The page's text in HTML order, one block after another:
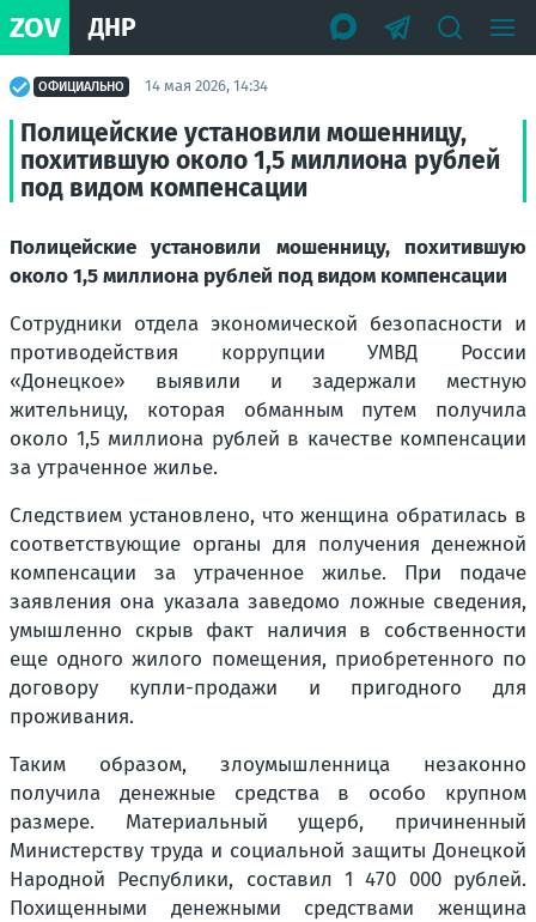
ZOV ДНР
ОФИЦИАЛЬНО 14 мая 2026, 14:34
Полицейские установили мошенницу,
похитившую около 1,5 миллиона рублей
под видом компенсации
Полицейские установили мошенницу, похитившую
около 1,5 миллиона рублей под видом компенсации
Сотрудники отдела экономической безопасности и
противодействия коррупции УМВД России
«Донецкое» выявили и задержали местную
жительницу, которая обманным путем получила
около 1,5 миллиона рублей в качестве компенсации
за утраченное жилье.
Следствием установлено, что женщина обратилась в
соответствующие органы для получения денежной
компенсации за утраченное жилье. При подаче
заявления она указала заведомо ложные сведения,
умышленно скрыв факт наличия в собственности
еще одного жилого помещения, приобретенного по
договору купли-продажи и пригодного для
проживания.
Таким образом, злоумышленница незаконно
получила денежные средства в особо крупном
размере. Материальный ущерб, причиненный
Министерству труда и социальной защиты Донецкой
Народной Республики, составил 1 470 000 рублей.
Похищенными денежными средствами женщина